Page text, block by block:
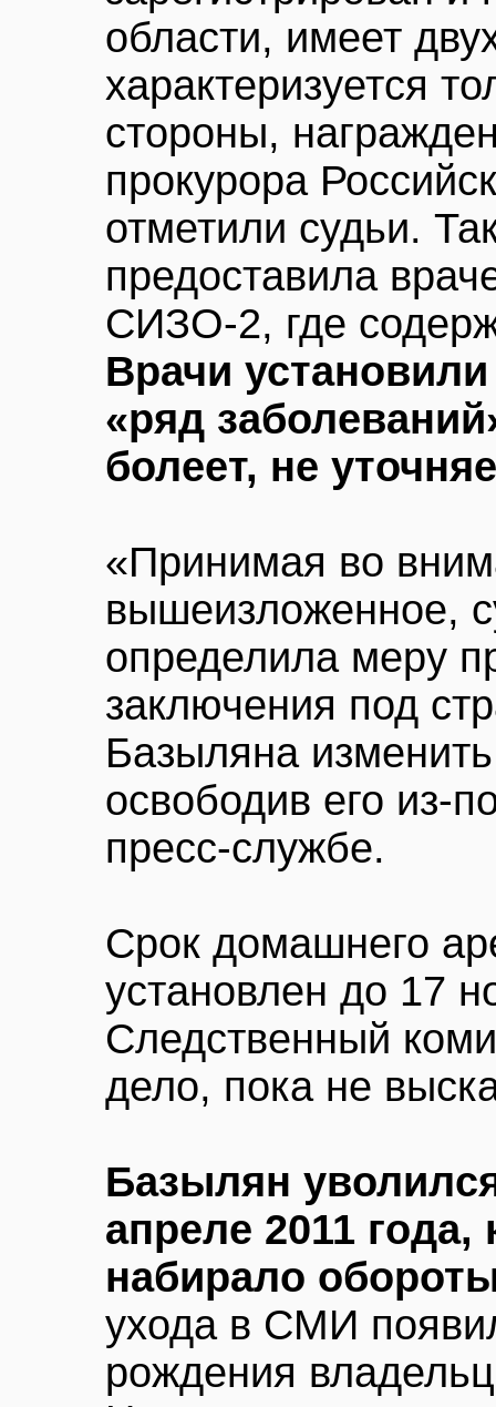
области, имеет
характеризуется
стороны,
прокурора
отметили судьи.
предоставила
СИЗО-2, где
Врачи
«ряд
болеет, не
«Принимая во
вышеизложенное,
определила меру
заключения под
Базыляна
освободив его из-
пресс-службе.
Срок домашнего
установлен до 17
Следственный
дело, пока не
Базылян
апреле 2011 года,
набирало
ухода в СМИ
рождения